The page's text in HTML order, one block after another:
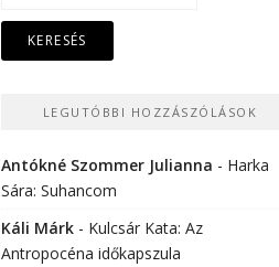
LEGUTÓBBI HOZZÁSZÓLÁSOK
Antókné Szommer Julianna - Harka
Sára: Suhancom
Káli Márk - Kulcsár Kata: Az
Antropocéna időkapszula